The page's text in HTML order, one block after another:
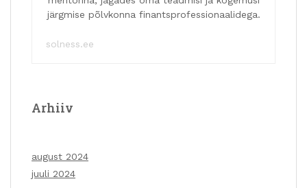
järgmise põlvkonna finantsprofessionaalidega.
solness.ee
Arhiiv
august 2024
juuli 2024